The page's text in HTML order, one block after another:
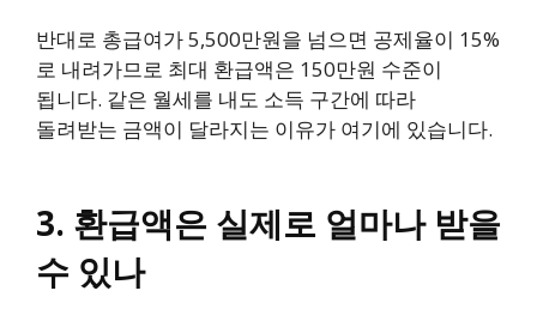
반대로 총급여가 5,500만원을 넘으면 공제율이 15%
로 내려가므로 최대 환급액은 150만원 수준이
됩니다. 같은 월세를 내도 소득 구간에 따라
돌려받는 금액이 달라지는 이유가 여기에 있습니다.
3. 환급액은 실제로 얼마나 받을
수 있나